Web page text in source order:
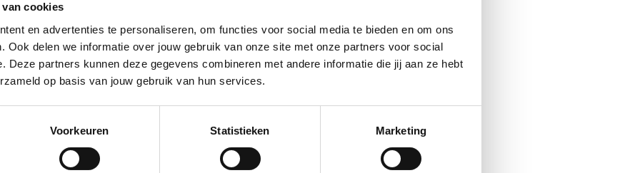
cookies
en advertenties te personaliseren, om functies voor social media te bieden en om ons
Ook delen we informatie over jouw gebruik van onze site met onze partners voor social
Deze partners kunnen deze gegevens combineren met andere informatie die jij aan ze hebt
op basis van jouw gebruik van hun services.
Voorkeuren Statistieken Marketing